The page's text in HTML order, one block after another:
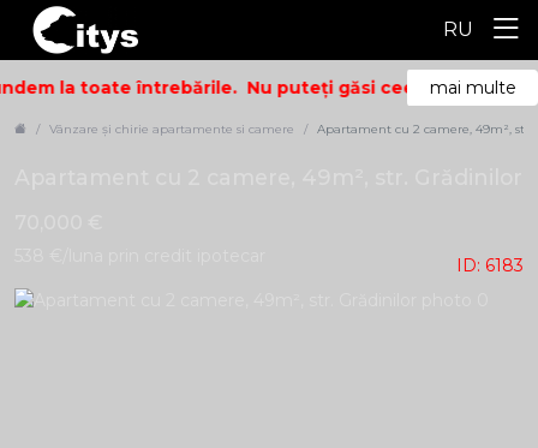
RU
la toate întrebările. Nu puteți găsi ceea ce căutați?
mai multe
Vânzare și chirie apartamente si camere Apartament cu 2 camere, 49m², str.
ID: 6183